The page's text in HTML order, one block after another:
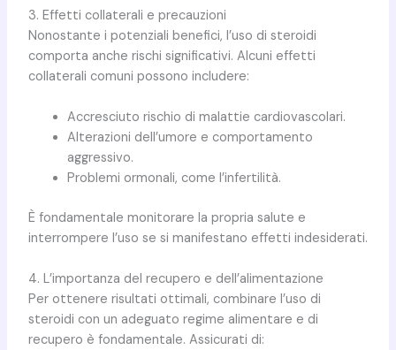
3. Effetti collaterali e precauzioni
Nonostante i potenziali benefici, l’uso di steroidi
comporta anche rischi significativi. Alcuni effetti
collaterali comuni possono includere:
Accresciuto rischio di malattie cardiovascolari.
Alterazioni dell’umore e comportamento
aggressivo.
Problemi ormonali, come l’infertilità.
È fondamentale monitorare la propria salute e
interrompere l’uso se si manifestano effetti indesiderati.
4. L’importanza del recupero e dell’alimentazione
Per ottenere risultati ottimali, combinare l’uso di
steroidi con un adeguato regime alimentare e di
recupero è fondamentale. Assicurati di: